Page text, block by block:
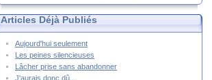
Articles Déjà Publiés
Aujourd'hui seulement
Les peines silencieuses
Lâcher prise sans abandonner
J'aurais donc dû...